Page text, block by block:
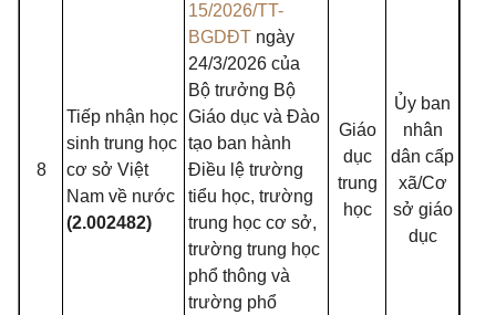
8
Tiếp nhận học
sinh trung học
cơ sở Việt
Nam về nước
(2.002482)
15/2026/TT-
BGDĐT ngày
24/3/2026 của
Bộ trưởng Bộ
Giáo dục và Đào
tạo ban hành
Điều lệ trường
tiểu học, trường
trung học cơ sở,
trường trung học
phổ thông và
trường phổ
Giáo
dục
trung
học
Ủy ban
nhân
dân cấp
xã/Cơ
sở giáo
dục